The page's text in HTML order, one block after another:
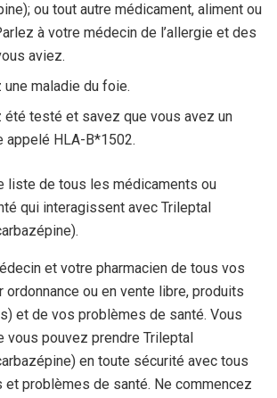
ou tout autre médicament, aliment ou
à votre médecin de l’allergie et des
aviez.
maladie du foie.
été testé et savez que vous avez un
appelé HLA-B*1502.
liste de tous les médicaments ou
qui interagissent avec Trileptal
et votre pharmacien de tous vos
ordonnance ou en vente libre, produits
et de vos problèmes de santé. Vous
vous pouvez prendre Trileptal
en toute sécurité avec tous
problèmes de santé. Ne commencez